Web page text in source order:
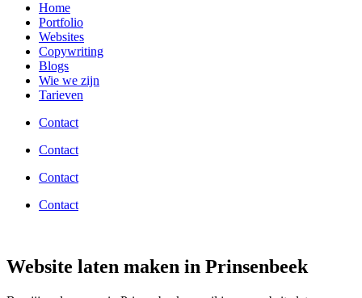
Home
Portfolio
Websites
Copywriting
Blogs
Wie we zijn
Tarieven
Contact
Contact
Contact
Contact
Website laten maken in Prinsenbeek